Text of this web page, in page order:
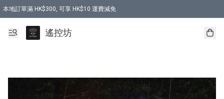
本地訂單滿 HK$300, 可享 HK$10 運費減免
購買 7.6V 6500mah 70C 電池 送 7.6V USB充電器
遙控坊